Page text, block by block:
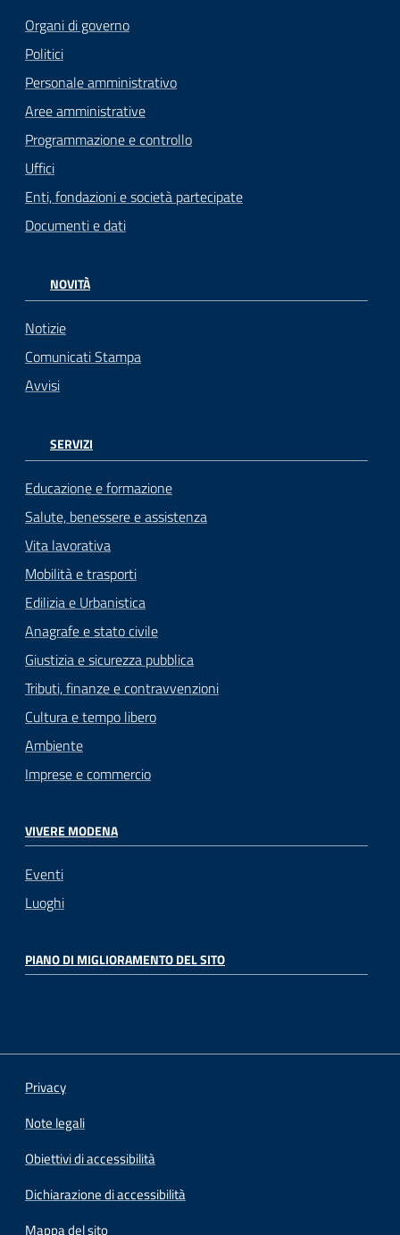
Organi di governo
Politici
Personale amministrativo
Aree amministrative
Programmazione e controllo
Uffici
Enti, fondazioni e società partecipate
Documenti e dati
NOVITÀ
Notizie
Comunicati Stampa
Avvisi
SERVIZI
Educazione e formazione
Salute, benessere e assistenza
Vita lavorativa
Mobilità e trasporti
Edilizia e Urbanistica
Anagrafe e stato civile
Giustizia e sicurezza pubblica
Tributi, finanze e contravvenzioni
Cultura e tempo libero
Ambiente
Imprese e commercio
VIVERE MODENA
Eventi
Luoghi
PIANO DI MIGLIORAMENTO DEL SITO
Privacy
Note legali
Obiettivi di accessibilità
Dichiarazione di accessibilità
Mappa del sito